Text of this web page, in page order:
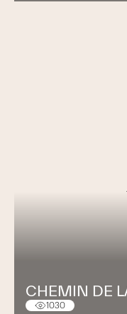
CHEMIN DE
1030